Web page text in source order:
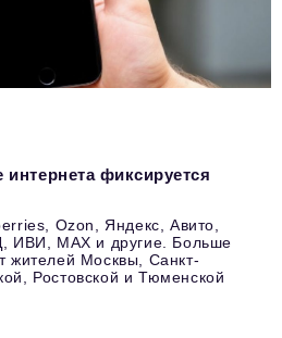
фиксируется
Ozon, Яндекс, Авито,
ИВИ, MAX и другие. Больше
жителей Москвы, Санкт-
Ростовской и Тюменской